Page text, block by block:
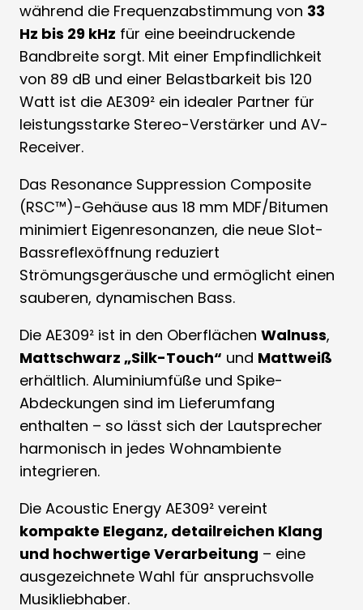
während die Frequenzabstimmung von 33
Hz bis 29 kHz für eine beeindruckende
Bandbreite sorgt. Mit einer Empfindlichkeit
von 89 dB und einer Belastbarkeit bis 120
Watt ist die AE309² ein idealer Partner für
leistungsstarke Stereo-Verstärker und AV-
Receiver.
Das Resonance Suppression Composite
(RSC™)-Gehäuse aus 18 mm MDF/Bitumen
minimiert Eigenresonanzen, die neue Slot-
Bassreflexöffnung reduziert
Strömungsgeräusche und ermöglicht einen
sauberen, dynamischen Bass.
Die AE309² ist in den Oberflächen Walnuss,
Mattschwarz „Silk-Touch“ und Mattweiß
erhältlich. Aluminiumfüße und Spike-
Abdeckungen sind im Lieferumfang
enthalten – so lässt sich der Lautsprecher
harmonisch in jedes Wohnambiente
integrieren.
Die Acoustic Energy AE309² vereint
kompakte Eleganz, detailreichen Klang
und hochwertige Verarbeitung – eine
ausgezeichnete Wahl für anspruchsvolle
Musikliebhaber.